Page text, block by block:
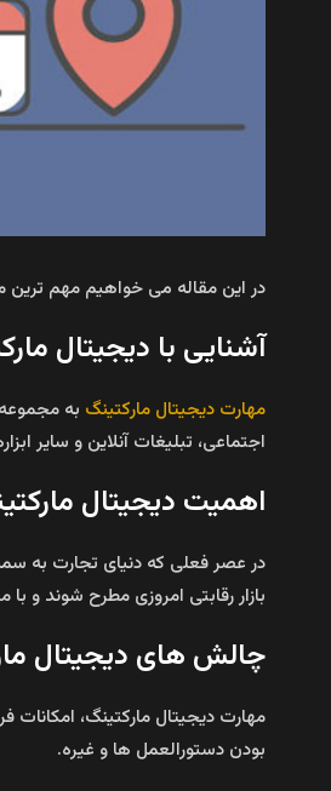
در این مقاله می خواهیم مهم‌ ترین
آشنایی با دیجیتال
مهارت دیجیتال مارکتینگ به
اجتماعی، تبلیغات آنلاین و سایر
اهمیت دیجیتال
در عصر فعلی که دنیای تجارت به
بازار رقابتی امروزی مطرح شوند و
چالش‌ های دیجیتال
مهارت دیجیتال مارکتینگ،
بودن دستورالعمل‌ ها و غیره.